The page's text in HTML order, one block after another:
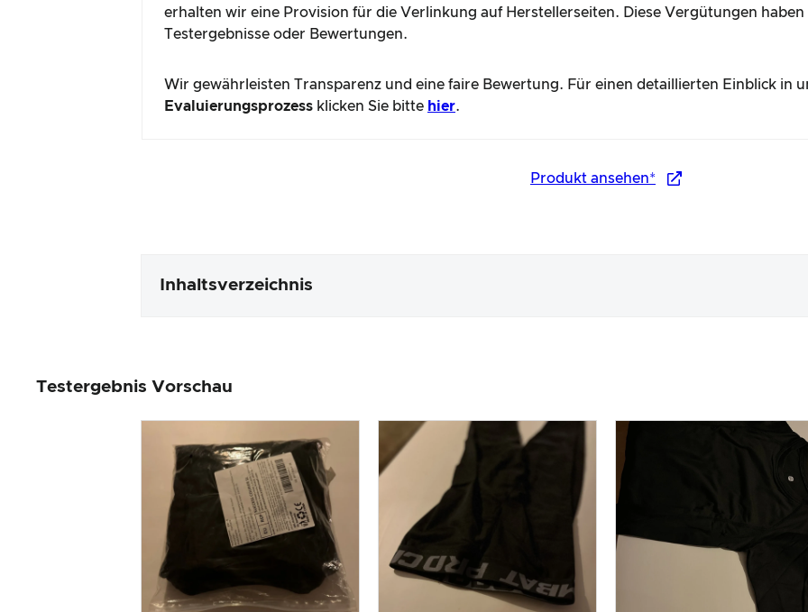
erhalten wir eine Provision für die Verlinkung auf Herstellerseiten. Diese Vergütungen haben
Testergebnisse oder Bewertungen.
Wir gewährleisten Transparenz und eine faire Bewertung. Für einen detaillierten Einblick in
Evaluierungsprozess klicken Sie bitte hier.
Produkt ansehen*
Inhaltsverzeichnis
Produktverarbeitung & Erscheinungsbild
Der Praxistest
Preis-/ Leistungsverhältnis
Gesamtergebnis
Testergebnis Vorschau